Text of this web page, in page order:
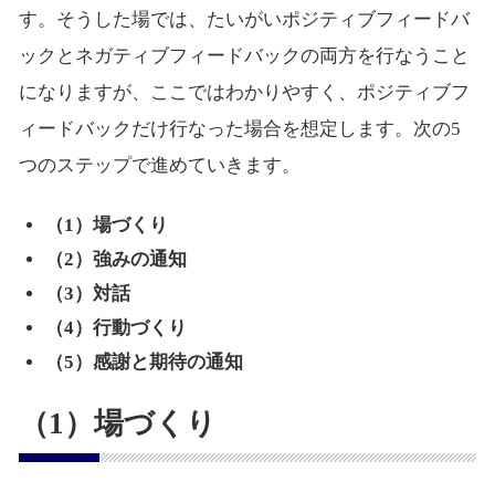
す。そうした場では、たいがいポジティブフィードバ
ックとネガティブフィードバックの両方を行なうこと
になりますが、ここではわかりやすく、ポジティブフ
ィードバックだけ行なった場合を想定します。次の5
つのステップで進めていきます。
（1）場づくり
（2）強みの通知
（3）対話
（4）行動づくり
（5）感謝と期待の通知
（1）場づくり